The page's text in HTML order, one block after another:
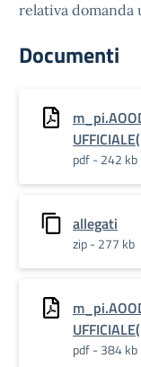
relativa domanda
Documenti
pdf - 242 kb
allegati
zip - 277 kb
pdf - 384 kb